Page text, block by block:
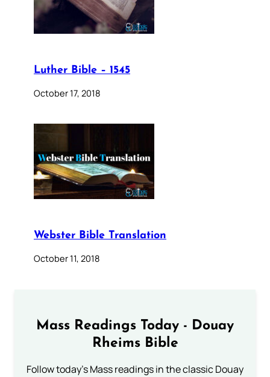
Luther Bible – 1545
October 17, 2018
Webster Bible Translation
October 11, 2018
Mass Readings Today - Douay
Rheims Bible
Follow today's Mass readings in the classic Douay